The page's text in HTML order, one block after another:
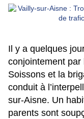
Il y a quelques
conjointement
Soissons et la
conduit à
sur-Aisne. Un
parents sont